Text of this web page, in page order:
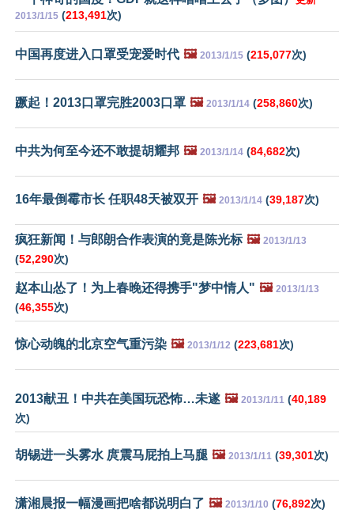
2013/1/15 (213,491次)
中国再度进入口罩受宠爱时代 🖼️ 2013/1/15 (215,077次)
蹶起！2013口罩完胜2003口罩 🖼️ 2013/1/14 (258,860次)
中共为何至今还不敢提胡耀邦 🖼️ 2013/1/14 (84,682次)
16年最倒霉市长 任职48天被双开 🖼️ 2013/1/14 (39,187次)
疯狂新闻！与郎朗合作表演的竟是陈光标 🖼️ 2013/1/13
(52,290次)
赵本山怂了！为上春晚还得携手"梦中情人" 🖼️ 2013/1/13
(46,355次)
惊心动魄的北京空气重污染 🖼️ 2013/1/12 (223,681次)
2013献丑！中共在美国玩恐怖…未遂 🖼️ 2013/1/11 (40,189
次)
胡锡进一头雾水 庹震马屁拍上马腿 🖼️ 2013/1/11 (39,301次)
潇湘晨报一幅漫画把啥都说明白了 🖼️ 2013/1/10 (76,892次)